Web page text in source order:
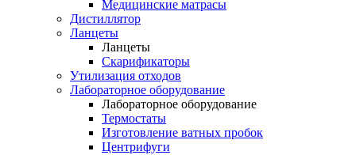
Медицинские матрасы
Дистиллятор
Ланцеты
Ланцеты
Скарификаторы
Утилизация отходов
Лабораторное оборудование
Лабораторное оборудование
Термостаты
Изготовление ватных пробок
Центрифуги